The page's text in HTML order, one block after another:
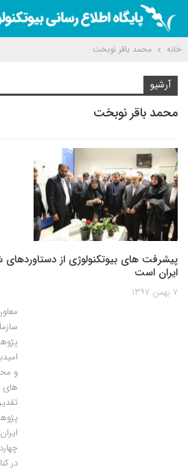
خانه محمد باقر نوبخت
آرشیو
محمد باقر نوبخت
پیشرفت های بیوتکنولوژی از
ایران است
۷ بهمن ۱۳۹۷
و
های
در